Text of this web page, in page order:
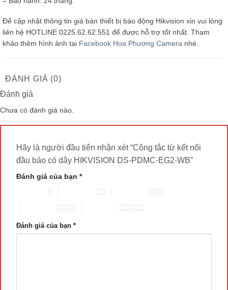
Để cập nhật thông tin giá bán thiết bị báo động Hikvision xin vui lòng
liên hệ HOTLINE 0225.62.62.551 để được hỗ trợ tốt nhất. Tham
khảo thêm hình ảnh tại Facebook Hoa Phượng Camera nhé.
ĐÁNH GIÁ (0)
Đánh giá
Chưa có đánh giá nào.
Hãy là người đầu tiên nhận xét “Công tắc từ kết nối
đầu báo có dây HIKVISION DS-PDMC-EG2-WB”
Đánh giá của bạn *
Đánh giá của bạn *